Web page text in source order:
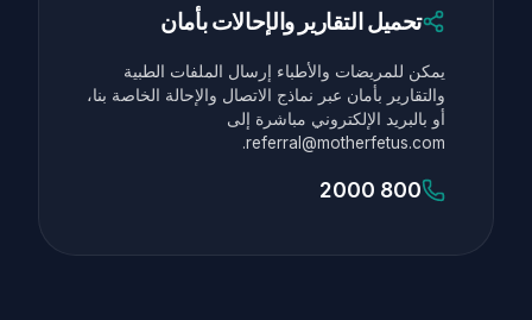
تحميل التقارير والإحالات بأمان
يمكن للمريضات والأطباء إرسال الملفات الطبية
والتقارير بأمان عبر نماذج الاتصال والإحالة الخاصة بنا،
أو بالبريد الإلكتروني مباشرة إلى
referral@motherfetus.com.
800 2000